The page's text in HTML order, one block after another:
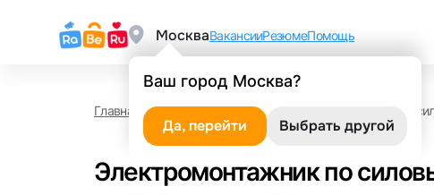
Москва
Ваш город Москва?
Да, перейти Выбрать другой
ВакансииРезюмеПомощь
Главная Работа в Саратове Электромонтажник по
Электромонтажник по